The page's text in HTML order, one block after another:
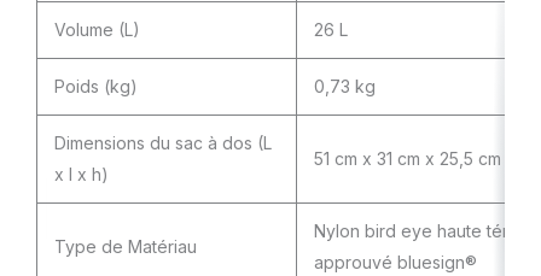
Volume (L) 26 L
Poids (kg) 0,73 kg
Dimensions du sac à dos (L
x l x h)
51 cm x 31 cm x 25,5 cm
Type de Matériau
Nylon bird eye haute
approuvé bluesign®